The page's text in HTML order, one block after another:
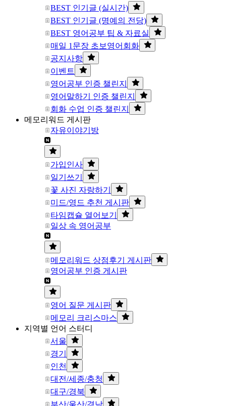
BEST 인기글 (실시간)
BEST 인기글 (명예의 전당)
BEST 영어공부 팁 & 자료실
매일 1문장 초보영어회화
공지사항
이벤트
영어공부 인증 챌린지
영어말하기 인증 챌린지
회화 수업 인증 챌린지
메모리워드 게시판
자유이야기방
가입인사
일기쓰기
꽃 사진 자랑하기
미드/영드 추천 게시판
타임캡슐 열어보기
일상 속 영어공부
메모리워드 상점후기 게시판
영어공부 인증 게시판
영어 질문 게시판
메모리 크리스마스
지역별 언어 스터디
서울
경기
인천
대전/세종/충청
대구/경북
부산/울산/경남